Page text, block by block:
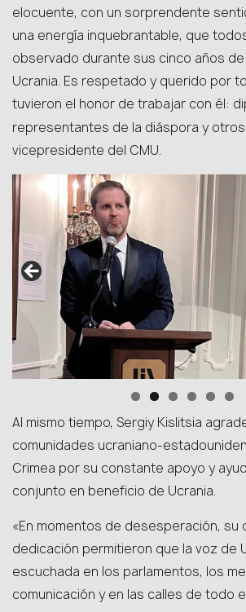
elocuente, con un sorprendente
una energía inquebrantable, que
observado durante sus cinco años
Ucrania. Es respetado y querido por
tuvieron el honor de trabajar con él:
representantes de la diáspora y
vicepresidente del CMU.
Al mismo tiempo, Sergiy Kislitsia
comunidades ucraniano-
Crimea por su constante apoyo y
conjunto en beneficio de Ucrania.
«En momentos de desesperación, su
dedicación permitieron que la voz de
escuchada en los parlamentos, los
comunicación y en las calles de todo